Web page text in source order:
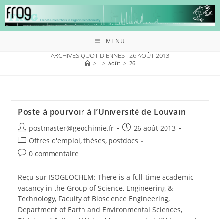
MENU
ARCHIVES QUOTIDIENNES : 26 AOÛT 2013
> > Août > 26
Poste à pourvoir à l’Université de Louvain
postmaster@geochimie.fr
26 août 2013
Offres d'emploi, thèses, postdocs
0 commentaire
Reçu sur ISOGEOCHEM: There is a full-time academic
vacancy in the Group of Science, Engineering &
Technology, Faculty of Bioscience Engineering,
Department of Earth and Environmental Sciences,